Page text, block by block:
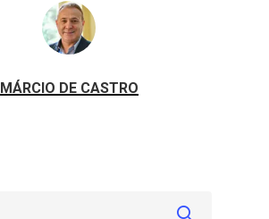
MÁRCIO DE CASTRO